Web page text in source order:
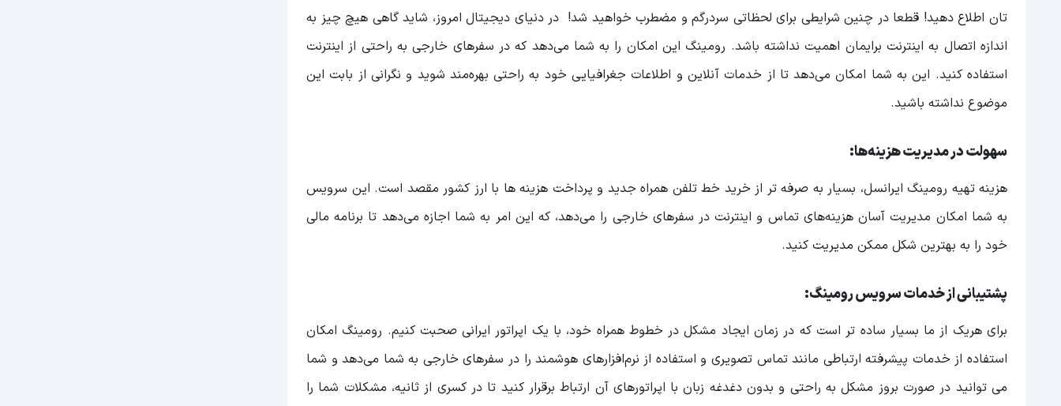
تان اطلاع دهید! قطعا در چنین شرایطی برای لحظاتی سردرگم و مضطرب خواهید شد! در دنیای دیجیتال امروز، شاید گاهی هیچ چیز به
اندازه اتصال به اینترنت برایمان اهمیت نداشته باشد. رومینگ این امکان را به شما می‌دهد که در سفرهای خارجی به راحتی از اینترنت
استفاده کنید. این به شما امکان می‌دهد تا از خدمات آنلاین و اطلاعات جغرافیایی خود به راحتی بهره‌مند شوید و نگرانی از بابت این
موضوع نداشته باشید.
سهولت در مدیریت هزینه‌ها:
هزینه تهیه رومینگ ایرانسل، بسیار به صرفه تر از خرید خط تلفن همراه جدید و پرداخت هزینه ها با ارز کشور مقصد است. این سرویس
به شما امکان مدیریت آسان هزینه‌های تماس و اینترنت در سفرهای خارجی را می‌دهد، که این امر به شما اجازه می‌دهد تا برنامه مالی
خود را به بهترین شکل ممکن مدیریت کنید.
پشتیبانی از خدمات سرویس رومینگ:
برای هریک از ما بسیار ساده تر است که در زمان ایجاد مشکل در خطوط همراه خود، با یک اپراتور ایرانی صحبت کنیم. رومینگ امکان
استفاده از خدمات پیشرفته ارتباطی مانند تماس تصویری و استفاده از نرم‌افزارهای هوشمند را در سفرهای خارجی به شما می‌دهد و شما
می توانید در صورت بروز مشکل به راحتی و بدون دغدغه زبان با اپراتورهای آن ارتباط برقرار کنید تا در کسری از ثانیه، مشکلات شما را